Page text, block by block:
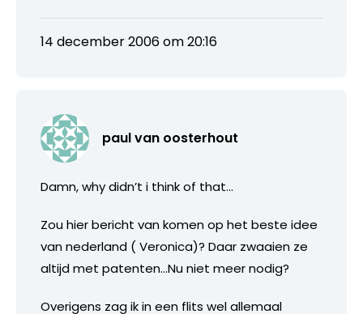
14 december 2006 om 20:16
paul van oosterhout
Damn, why didn’t i think of that…
Zou hier bericht van komen op het beste idee
van nederland ( Veronica)? Daar zwaaien ze
altijd met patenten…Nu niet meer nodig?
Overigens zag ik in een flits wel allemaal